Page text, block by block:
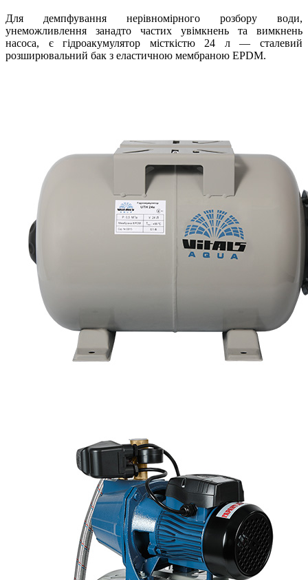
Для демпфування нерівномірного розбору води,
унеможливлення занадто частих увімкнень та вимкнень
насоса, є гідроакумулятор місткістю 24 л — сталевий
розширювальний бак з еластичною мембраною EPDM.